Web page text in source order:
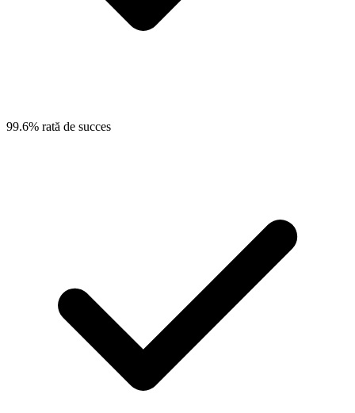
99.6% rată de succes